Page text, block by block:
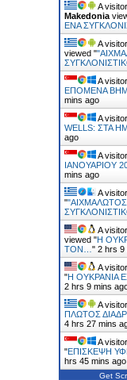
A
Makedonia
ΕΝΑ
A
viewed "
A
ΕΠΟΜΕΝΑ
mins ago
A
WELLS: ΣΤΑ
ago
A
ΙΑΝΟΥΑΡΙΟΥ
mins ago
A
"
A
viewed "H
ΤΟΝ…" 2 hrs 9
A
"H ΟΥΚΡΑΝΙΑ
2 hrs 9 mins
A
ΠΛΩΤΟΣ
4 hrs 27 mins
A
"ΕΠΙΣΚΕΨΗ
hrs 45 mins ago
Get